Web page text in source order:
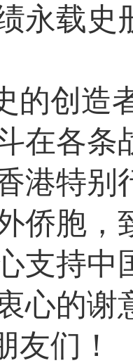
永载史
的创造
在各条
港特别
侨胞，
支持中
心的谢
友们！